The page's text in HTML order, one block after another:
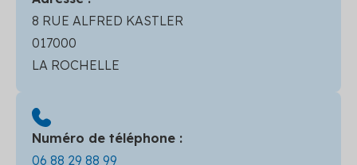
8 RUE ALFRED KASTLER
017000
LA ROCHELLE
Numéro de téléphone :
06 88 29 88 99